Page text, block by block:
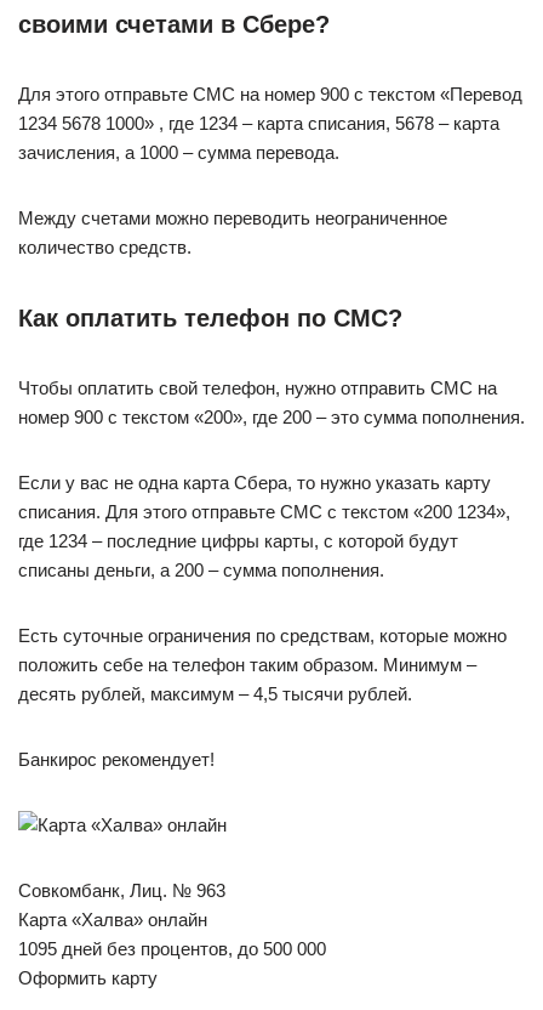
своими счетами в Сбере?
Для этого отправьте СМС на номер 900 с текстом «Перевод
1234 5678 1000» , где 1234 – карта списания, 5678 – карта
зачисления, а 1000 – сумма перевода.
Между счетами можно переводить неограниченное
количество средств.
Как оплатить телефон по СМС?
Чтобы оплатить свой телефон, нужно отправить СМС на
номер 900 с текстом «200», где 200 – это сумма пополнения.
Если у вас не одна карта Сбера, то нужно указать карту
списания. Для этого отправьте СМС с текстом «200 1234»,
где 1234 – последние цифры карты, с которой будут
списаны деньги, а 200 – сумма пополнения.
Есть суточные ограничения по средствам, которые можно
положить себе на телефон таким образом. Минимум –
десять рублей, максимум – 4,5 тысячи рублей.
Банкирос рекомендует!
Совкомбанк, Лиц. № 963
Карта «Халва» онлайн
1095 дней без процентов, до 500 000
Оформить карту